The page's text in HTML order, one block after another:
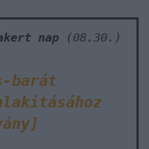
nap (08.30.)
barát